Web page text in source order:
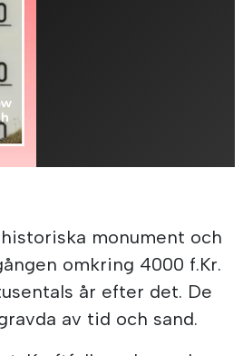
monument och
omkring 4000 f.Kr.
år efter det. De
av tid och sand.